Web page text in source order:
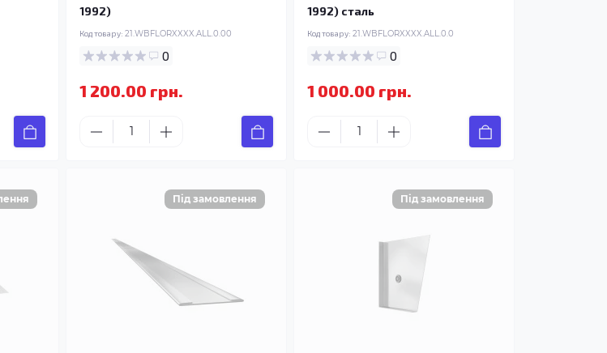
1992)
Код товару: 21.WBFLORXXXX.ALL.0.00
0
1 200.00 грн.
1992) сталь
Код товару: 21.WBFLORXXXX.ALL.0.0
0
1 000.00 грн.